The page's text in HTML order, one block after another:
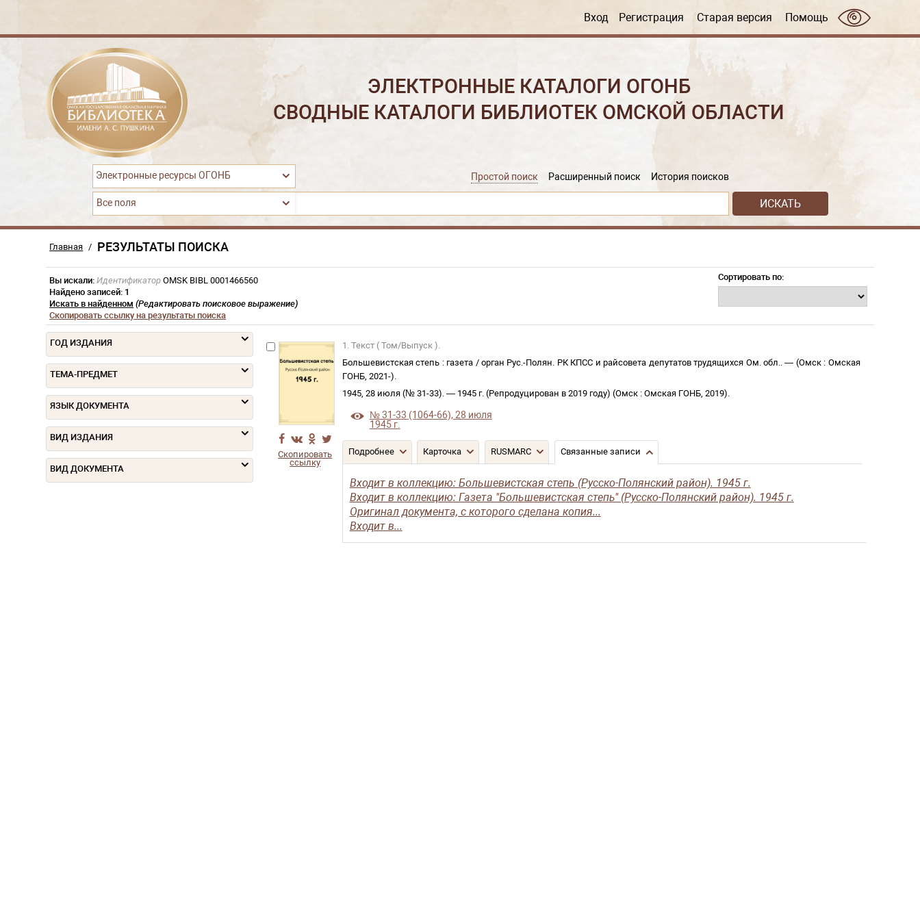
Вход Регистрация Старая версия Помощь
ЭЛЕКТРОННЫЕ КАТАЛОГИ ОГОНБ
СВОДНЫЕ КАТАЛОГИ БИБЛИОТЕК ОМСКОЙ ОБЛАСТИ
Электронные ресурсы ОГОНБ Простой поиск Расширенный поиск История поисков
Все поля
Главная / РЕЗУЛЬТАТЫ ПОИСКА
Сортировать по:
Вы искали: Идентификатор OMSK BIBL 0001466560
Найдено записей: 1
Искать в найденном (Редактировать поисковое выражение)
Скопировать ссылку на результаты поиска
ГОД ИЗДАНИЯ
ТЕМА-ПРЕДМЕТ
ЯЗЫК ДОКУМЕНТА
ВИД ИЗДАНИЯ
ВИД ДОКУМЕНТА
Скопировать
ссылку
1. Текст ( Том/Выпуск ).
Большевистская степь : газета / орган Рус.-Полян. РК КПСС и райсовета депутатов трудящихся Ом. обл.. — (Омск : Омская
ГОНБ, 2021-).
1945, 28 июля (№ 31-33). —1945 г. (Репродуцирован в 2019 году) (Омск : Омская ГОНБ, 2019).
№ 31-33 (1064-66), 28 июля
1945 г.
Подробнее Карточка RUSMARC Связанные записи
Входит в коллекцию: Большевистская степь (Русско-Полянский район). 1945 г.
Входит в коллекцию: Газета "Большевистская степь" (Русско-Полянский район). 1945 г.
Оригинал документа, с которого сделана копия...
Входит в...